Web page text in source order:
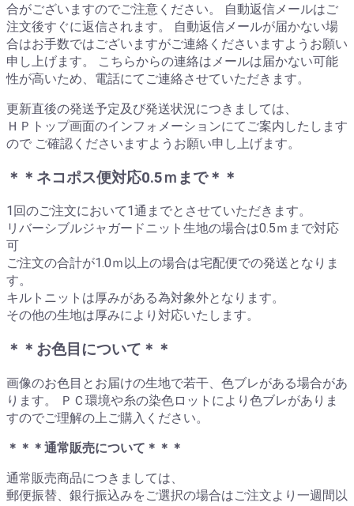
合がございますのでご注意ください。 自動返信メールはご
注文後すぐに返信されます。 自動返信メールが届かない場
合はお手数ではございますがご連絡くださいますようお願い
申し上げます。 こちらからの連絡はメールは届かない可能
性が高いため、電話にてご連絡させていただきます。
更新直後の発送予定及び発送状況につきましては、
ＨＰトップ画面のインフォメーションにてご案内したします
ので ご確認くださいますようお願い申し上げます。
＊＊ネコポス便対応0.5ｍまで＊＊
1回のご注文において1通までとさせていただきます。
リバーシブルジャガードニット生地の場合は0.5ｍまで対応
可
ご注文の合計が1.0ｍ以上の場合は宅配便での発送となりま
す。
キルトニットは厚みがある為対象外となります。
その他の生地は厚みにより対応いたします。
＊＊お色目について＊＊
画像のお色目とお届けの生地で若干、色ブレがある場合があ
ります。 ＰＣ環境や糸の染色ロットにより色ブレがありま
すのでご理解の上ご購入ください。
＊＊＊通常販売について＊＊＊
通常販売商品につきましては、
郵便振替、銀行振込みをご選択の場合はご注文より一週間以